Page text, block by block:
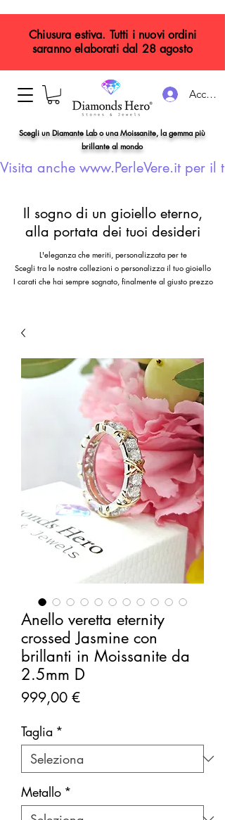
Accedi
Scegli un Diamante Lab o una Moissanite, la gemma più
brillante al mondo
Visita anche www.PerleVere.it per il
Chiusura estiva. Tutti i nuovi ordini
saranno elaborati dal 28 agosto
Il sogno di un gioiello eterno,
alla portata dei tuoi desideri
L'eleganza che meriti, personalizzata per te
Scegli tra le nostre collezioni o personalizza il tuo gioiello
I carati che hai sempre sognato, finalmente al giusto prezzo
Anello veretta eternity
crossed Jasmine con
brillanti in Moissanite da
2.5mm D
999,00 €Prezzo
Taglia *
Metallo *